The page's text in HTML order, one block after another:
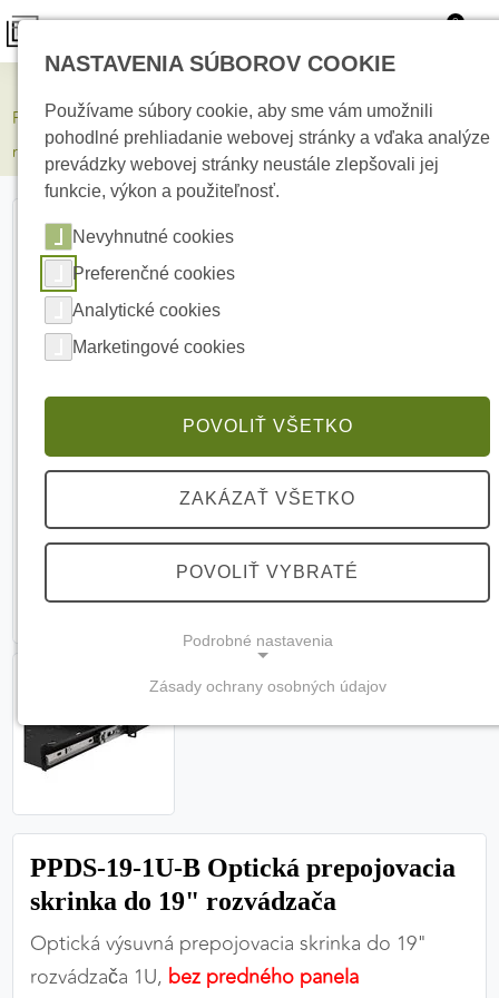
0
PPDS-19-1U-B Optická prepojovacia skrinka do 19&quot;
rozvádzača
PPDS-19-1U-B Optická prepojovacia
skrinka do 19" rozvádzača
Optická výsuvná prepojovacia skrinka do 19"
rozvádzača 1U, bez predného panela
NASTAVENIA SÚBOROV COOKIE
Používame súbory cookie, aby sme vám umožnili
pohodlné prehliadanie webovej stránky a vďaka analýze
prevádzky webovej stránky neustále zlepšovali jej
funkcie, výkon a použiteľnosť.
Nevyhnutné cookies
Preferenčné cookies
Analytické cookies
Marketingové cookies
POVOLIŤ VŠETKO
ZAKÁZAŤ VŠETKO
POVOLIŤ VYBRATÉ
Podrobné nastavenia
(vždy aktívne, nemožno vypnúť)
webovej stránky a bez nich by nebolo možné
zabezpečiť jej plnú funkčnosť.
Nevyhnutné cookies
PREFERENČNÉ COOKIES
Zásady ochrany osobných údajov